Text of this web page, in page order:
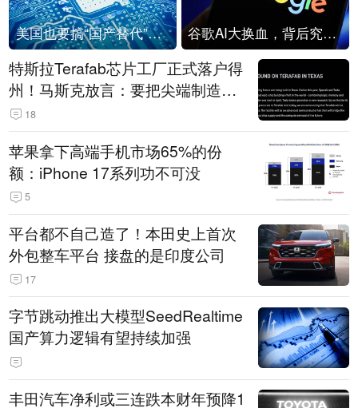
美国也要搞“国产替代”？先算清三笔账 谷歌AI大换血，背后究竟发生了什么？
特斯拉Terafab芯片工厂正式落户得
州！马斯克放言：要把尖端制造带
回美国
18
苹果拿下高端手机市场65%的份
额：iPhone 17系列功不可没
5
平台都不自己造了！本田史上首次
外包整车平台 接盘的是印度公司
17
字节跳动推出大模型SeedRealtime
国产算力逻辑有望持续加强
丰田汽车净利或三连跌本财年预降1